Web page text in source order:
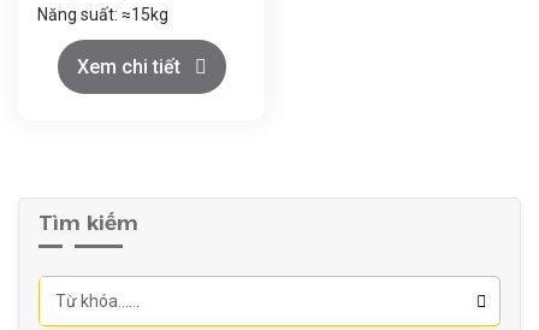
Năng suất: ≈15kg
Đường kính ép: Φ34mm
Đường kính buồng ép:
Trọng lượng máy: ≈43kg
Xem chi tiết
Tìm kiếm